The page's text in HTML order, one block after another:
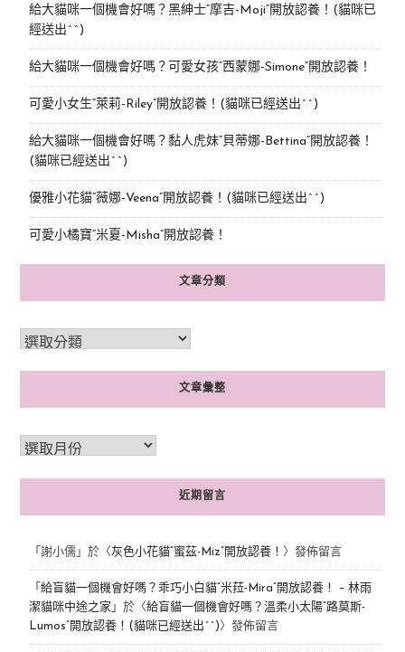
給大貓咪一個機會好嗎？黑紳士“摩吉-Moji”開放認養！(貓咪已
經送出^^)
給大貓咪一個機會好嗎？可愛女孩“西蒙娜-Simone“開放認養！
可愛小女生“萊莉-Riley”開放認養！(貓咪已經送出^^)
給大貓咪一個機會好嗎？黏人虎妹“貝蒂娜-Bettina”開放認養！
(貓咪已經送出^^)
優雅小花貓“薇娜-Veena”開放認養！(貓咪已經送出^^)
可愛小橘寶”米夏-Misha”開放認養！
文章分類
文章彙整
近期留言
「 謝小儒」於〈 灰色小花貓“蜜茲-Miz”開放認養！ 〉發佈留言
「 給盲貓一個機會好嗎？乖巧小白貓“米菈-Mira”開放認養！ – 林雨
潔貓咪中途之家 」於〈給盲貓一個機會好嗎？溫柔小太陽“路莫斯-
Lumos”開放認養！(貓咪已經送出^^) 〉發佈留言